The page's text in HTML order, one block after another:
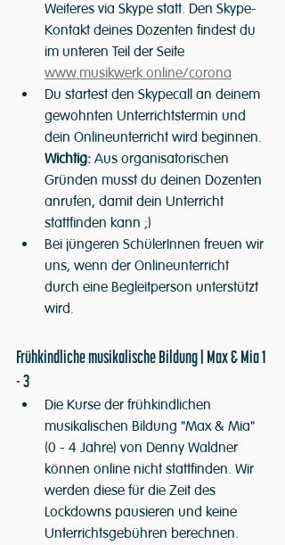
Weiteres via Skype statt. Den Skype-
Kontakt deines Dozenten findest du
im unteren Teil der Seite
www.musikwerk.online/corona
Du startest den Skypecall an deinem
gewohnten Unterrichtstermin und
dein Onlineunterricht wird beginnen.
Wichtig: Aus organisatorischen
Gründen musst du deinen Dozenten
anrufen, damit dein Unterricht
stattfinden kann ;)
Bei jüngeren SchülerInnen freuen wir
uns, wenn der Onlineunterricht
durch eine Begleitperson unterstützt
wird.
Frühkindliche musikalische Bildung | Max & Mia 1
- 3
Die Kurse der frühkindlichen
musikalischen Bildung "Max & Mia"
(0 - 4 Jahre) von Denny Waldner
können online nicht stattfinden. Wir
werden diese für die Zeit des
Lockdowns pausieren und keine
Unterrichtsgebühren berechnen.